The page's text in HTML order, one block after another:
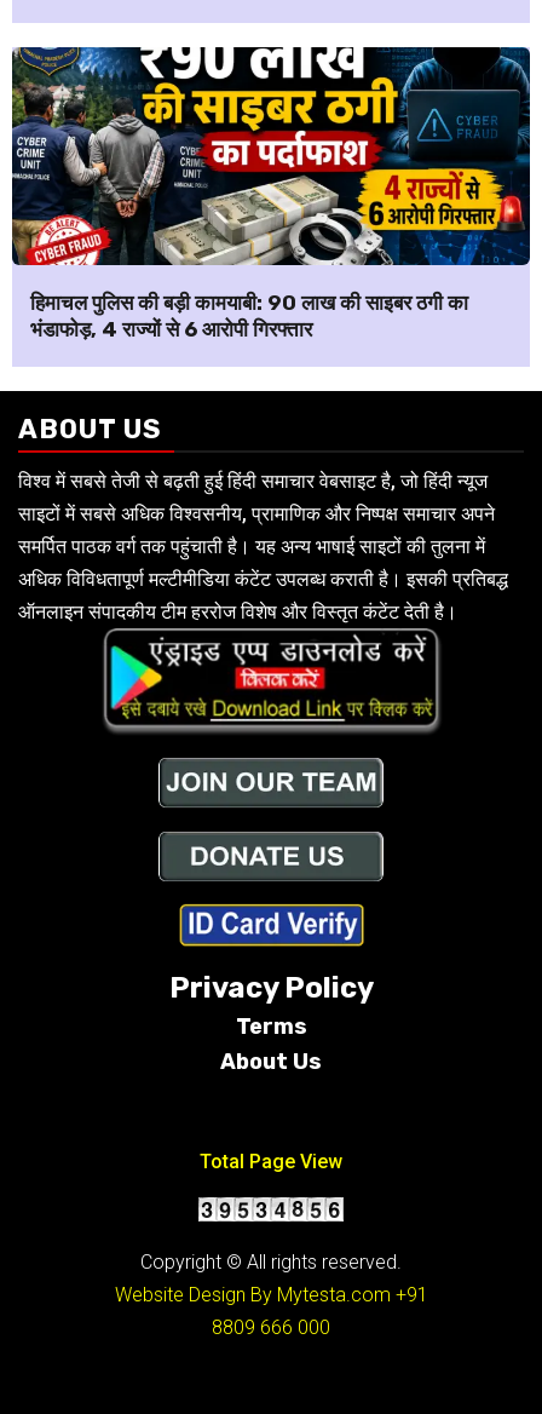
हिमाचल पुलिस की बड़ी कामयाबी: ₹90 लाख की साइबर ठगी का
भंडाफोड़, 4 राज्यों से 6 आरोपी गिरफ्तार
ABOUT US
विश्व में सबसे तेजी से बढ़ती हुई हिंदी समाचार वेबसाइट है, जो हिंदी न्यूज
साइटों में सबसे अधिक विश्वसनीय, प्रामाणिक और निष्पक्ष समाचार अपने
समर्पित पाठक वर्ग तक पहुंचाती है। यह अन्य भाषाई साइटों की तुलना में
अधिक विविधतापूर्ण मल्टीमीडिया कंटेंट उपलब्ध कराती है। इसकी प्रतिबद्ध
ऑनलाइन संपादकीय टीम हररोज विशेष और विस्तृत कंटेंट देती है।
Privacy Policy
Terms
About Us
Total Page View
Copyright © All rights reserved.
Website Design By Mytesta.com +91
8809 666 000